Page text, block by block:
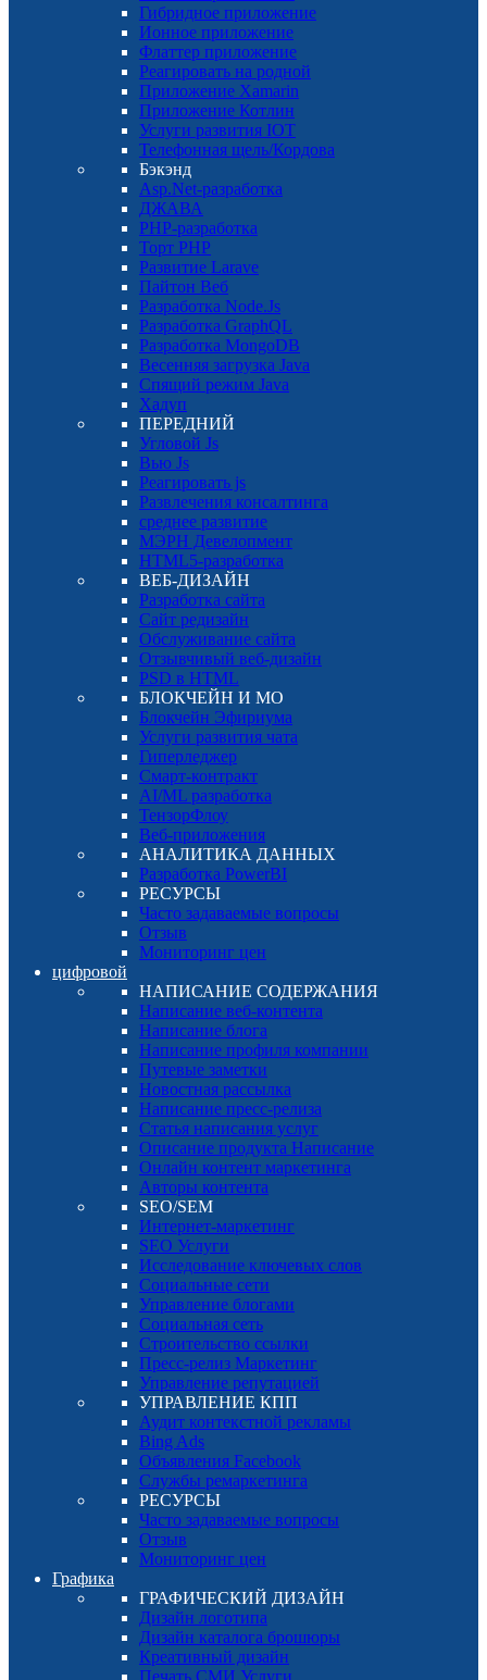
Гибридное приложение
Ионное приложение
Флаттер приложение
Реагировать на родной
Приложение Xamarin
Приложение Котлин
Услуги развития IOT
Телефонная щель/Кордова
Бэкэнд
Asp.Net-разработка
ДЖАВА
PHP-разработка
Торт PHP
Развитие Larave
Пайтон Веб
Разработка Node.Js
Разработка GraphQL
Разработка MongoDB
Весенняя загрузка Java
Спящий режим Java
Хадуп
ПЕРЕДНИЙ
Угловой Js
Вью Js
Реагировать js
Развлечения консалтинга
среднее развитие
МЭРН Девелопмент
HTML5-разработка
ВЕБ-ДИЗАЙН
Разработка сайта
Сайт редизайн
Обслуживание сайта
Отзывчивый веб-дизайн
PSD в HTML
БЛОКЧЕЙН И МО
Блокчейн Эфириума
Услуги развития чата
Гиперледжер
Смарт-контракт
AI/ML разработка
ТензорФлоу
Веб-приложения
АНАЛИТИКА ДАННЫХ
Разработка PowerBI
РЕСУРСЫ
Часто задаваемые вопросы
Отзыв
Мониторинг цен
цифровой
НАПИСАНИЕ СОДЕРЖАНИЯ
Написание веб-контента
Написание блога
Написание профиля компании
Путевые заметки
Новостная рассылка
Написание пресс-релиза
Статья написания услуг
Описание продукта Написание
Онлайн контент маркетинга
Авторы контента
SEO/SEM
Интернет-маркетинг
SEO Услуги
Исследование ключевых слов
Социальные сети
Управление блогами
Социальная сеть
Строительство ссылки
Пресс-релиз Маркетинг
Управление репутацией
УПРАВЛЕНИЕ КПП
Аудит контекстной рекламы
Bing Ads
Объявления Facebook
Службы ремаркетинга
РЕСУРСЫ
Часто задаваемые вопросы
Отзыв
Мониторинг цен
Графика
ГРАФИЧЕСКИЙ ДИЗАЙН
Дизайн логотипа
Дизайн каталога брошюры
Креативный дизайн
Печать СМИ Услуги